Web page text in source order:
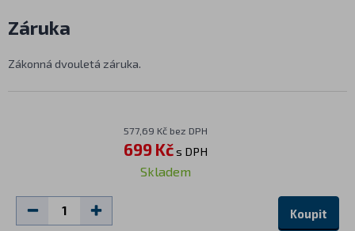
Záruka
Zákonná dvouletá záruka.
577,69 Kč bez DPH
699 Kčs DPH
Skladem
Koupit